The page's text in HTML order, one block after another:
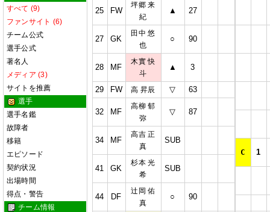
すべて (9)
ファンサイト (6)
チーム公式
選手公式
著名人
メディア (3)
サイトを推薦
選手
選手名鑑
故障者
移籍
エピソード
契約状況
出場時間
得点・警告
チーム情報
25 FW
坪郷 来
紀
▲ 27
27 GK
田中 悠
也
○ 90
28 MF
木實 快
斗
▲ 3
29 FW 高 昇辰 ▽ 63
32 MF
高柳 郁
弥
▽ 87
34 MF
高吉 正
真
SUB
41 GK
杉本 光
希
SUB
44 DF
辻岡 佑
真
○ 90
C 1